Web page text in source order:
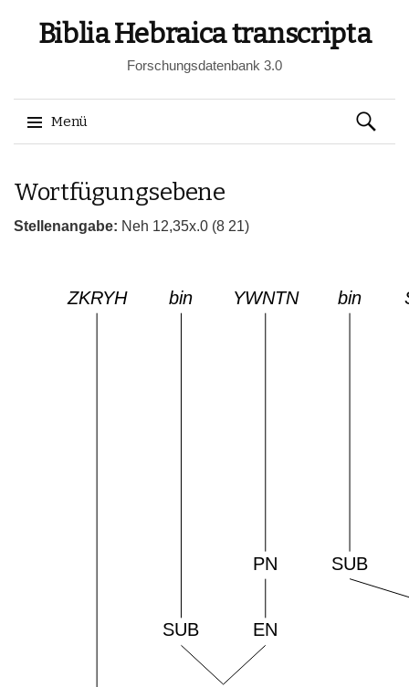
Biblia Hebraica transcripta
Forschungsdatenbank 3.0
Menü
zum
Suchen
nach:
Wortfügungsebene
Stellenangabe: Neh 12,35x.0 (8 21)